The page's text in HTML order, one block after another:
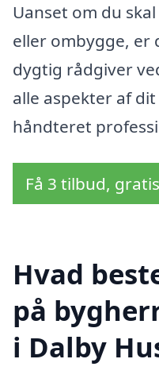
Uanset om du
eller ombygge, er
dygtig rådgiver
alle aspekter af
håndteret
Få 3 tilbud,
Hvad
på
i Dalby